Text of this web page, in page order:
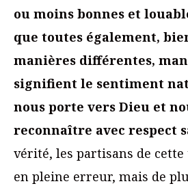
ou moins bonnes et
que toutes également,
manières différentes,
signifient le sentiment
nous porte vers Dieu et
reconnaître avec respect
vérité, les partisans de cette
en pleine erreur, mais de